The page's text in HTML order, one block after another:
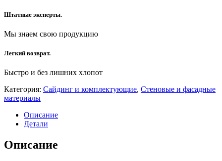
Штатные эксперты.
Мы знаем свою продукцию
Легкий возврат.
Быстро и без лишних хлопот
Категория: Сайдинг и комплектующие, Стеновые и фасадные
материалы
Описание
Детали
Описание